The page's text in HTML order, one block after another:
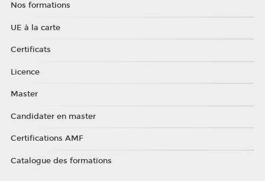
Nos formations
UE à la carte
Certificats
Licence
Master
Candidater en master
Certifications AMF
Catalogue des formations